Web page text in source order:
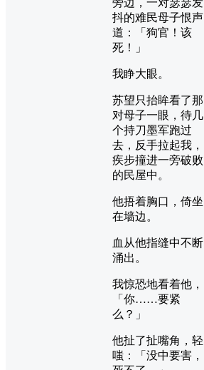
抖的难民母子恨声
道：「狗官！该
死！」
我睁大眼。
苏望只抬眸看了那
对母子一眼，待几
个持刀墨军跑过
去，反手拉起我，
疾步撞进一旁破败
的民屋中。
他捂着胸口，倚坐
在墙边。
血从他指缝中不断
涌出。
我惊恐地看着他，
「你……要紧
么？」
他扯了扯嘴角，轻
嗤：「没中要害，